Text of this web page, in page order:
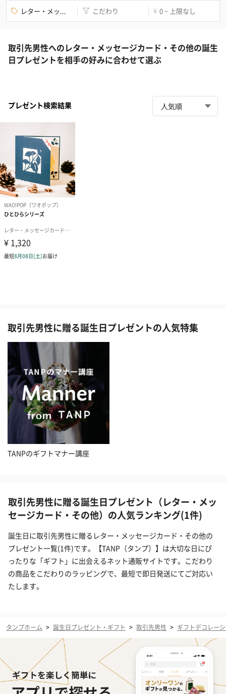
レター・メッ... こだわり ¥ 0 ~ 上限なし
取引先男性へのレター・メッセージカード・その他の誕生
日プレゼントを相手の好みに合わせて選ぶ
プレゼント検索結果
取引先男性に贈る誕生日プレゼントの人気特集
TANPのギフトマナー講座
取引先男性に贈る誕生日プレゼント（レター・メッ
セージカード・その他）の人気ランキング(1件)
誕生日に取引先男性に贈るレター・メッセージカード・その他の
プレゼント一覧(1件)です。【TANP（タンプ）】は大切な日にぴ
ったりな「ギフト」に出会えるネット通販サイトです。こだわり
の商品をこだわりのラッピングで、最短で即日発送にてご対応い
たします。
タンプホーム > 誕生日プレゼント・ギフト > 取引先男性 > ギフトデコレー